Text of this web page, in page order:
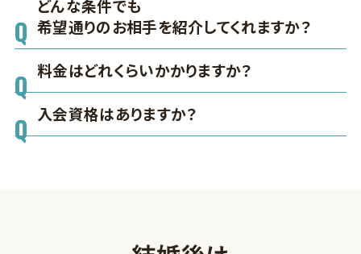
どんな条件でも
希望通りのお相手を紹介してくれますか？
料金はどれくらいかかりますか？
入会資格はありますか？